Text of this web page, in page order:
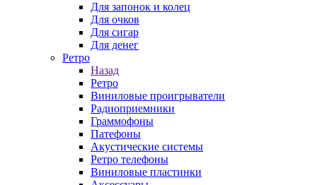
Для запонок и колец
Для очков
Для сигар
Для денег
Ретро
Назад
Ретро
Виниловые проигрыватели
Радиоприемники
Граммофоны
Патефоны
Акустические системы
Ретро телефоны
Виниловые пластинки